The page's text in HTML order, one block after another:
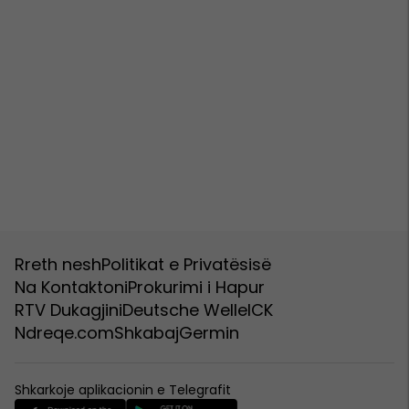
Rreth neshPolitikat e Privatësisë
Na KontaktoniProkurimi i Hapur
RTV DukagjiniDeutsche WelleICK
Ndreqe.comShkabajGermin
Shkarkoje aplikacionin e Telegrafit